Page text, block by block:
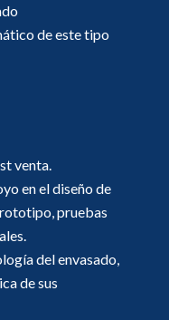
de este tipo
venta.
en el diseño de
pruebas
del envasado,
de sus